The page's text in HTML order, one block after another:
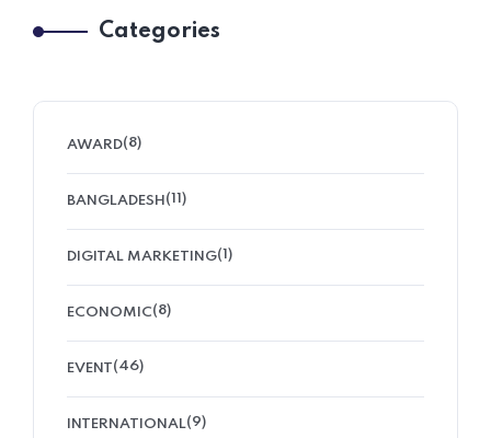
Categories
AWARD(8)
BANGLADESH (11)
DIGITAL MARKETING(1)
ECONOMIC(8)
EVENT(46)
INTERNATIONAL(9)